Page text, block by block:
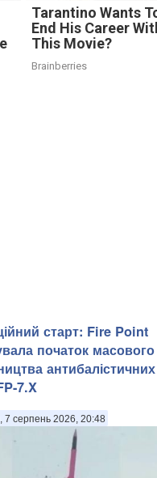
Tarantino Wants
End His Career
This Movie?
Brainberries
старт: Fire Point
початок масового
антибалістичних
7.X
7 серпень 2026, 20:48